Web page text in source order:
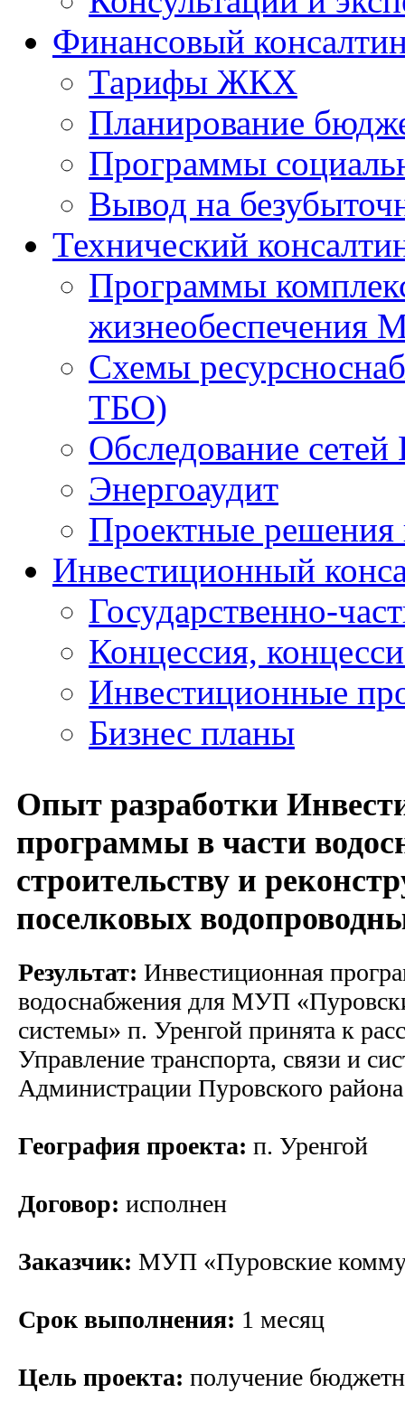
Финансовый
Тарифы ЖКХ
Планирование
Программы
Вывод на
Технический
Программы
жизнеобеспечения
Схемы
ТБО)
Обследование
Энергоаудит
Проектные решения
Инвестиционный
Государственно-
Концессия,
Инвестиционные
Бизнес планы
Опыт разработки
программы в части
строительству и
поселковых
Результат: Инвестиционная
водоснабжения для МУП
системы» п. Уренгой принята к
Управление транспорта, связи и
Администрации Пуровского района
География проекта: п. Уренгой
Договор: исполнен
Заказчик: МУП «Пуровские
Срок выполнения: 1 месяц
Цель проекта: получение